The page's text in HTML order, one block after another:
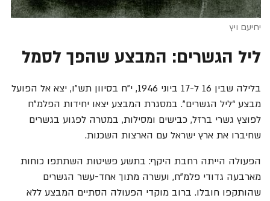
יחיעם ויץ
ליל הגשרים: המבצע שהפך לסמל
בלילה שבין 16 ל-17 ביוני 1946, י"ח בסיוון תש"ו, יצא אל הפועל
מבצע “ליל הגשרים”. במסגרת המבצע יצאו יחידות הפלמ"ח
לפוצץ גשרי ברזל, כבישים ומסילות, במטרה לפגוע בגשרים
שחיברו את ארץ ישראל עם הארצות השכנות.
הפעולה הייתה רחבת היקף: בתשע פשיטות השתתפו כוחות
מארבעה גדודי פלמ"ח, ועשרה מתוך אחד-עשר הגשרים
שהותקפו חובלו. ברוב מוקדי הפעולה הסתיים המבצע ללא